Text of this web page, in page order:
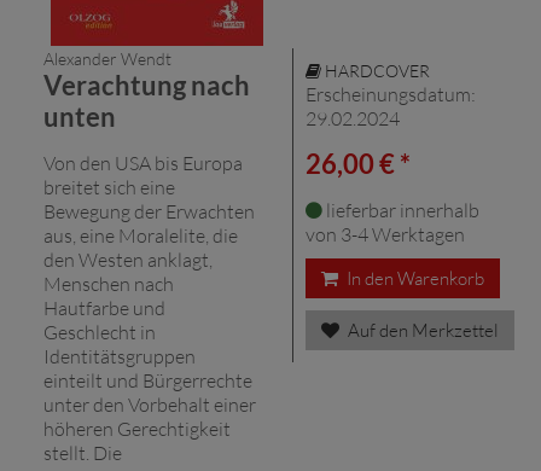
Alexander Wendt
Verachtung nach
unten
Von den USA bis Europa
breitet sich eine
Bewegung der Erwachten
aus, eine Moralelite, die
den Westen anklagt,
Menschen nach
Hautfarbe und
Geschlecht in
Identitätsgruppen
einteilt und Bürgerrechte
unter den Vorbehalt einer
höheren Gerechtigkeit
stellt. Die
HARDCOVER
Erscheinungsdatum:
29.02.2024
26,00 € *
lieferbar innerhalb
von 3-4 Werktagen
In den Warenkorb
Auf den Merkzettel